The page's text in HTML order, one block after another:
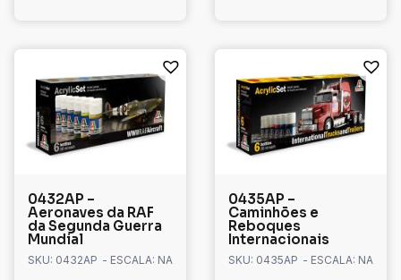
0432AP –
Aeronaves da RAF
da Segunda Guerra
Mundial
SKU: 0432AP - ESCALA: NA
0435AP –
Caminhões e
Reboques
Internacionais
SKU: 0435AP - ESCALA: NA